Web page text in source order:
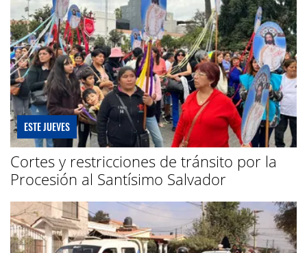
ESTE JUEVES
Cortes y restricciones de tránsito por la
Procesión al Santísimo Salvador